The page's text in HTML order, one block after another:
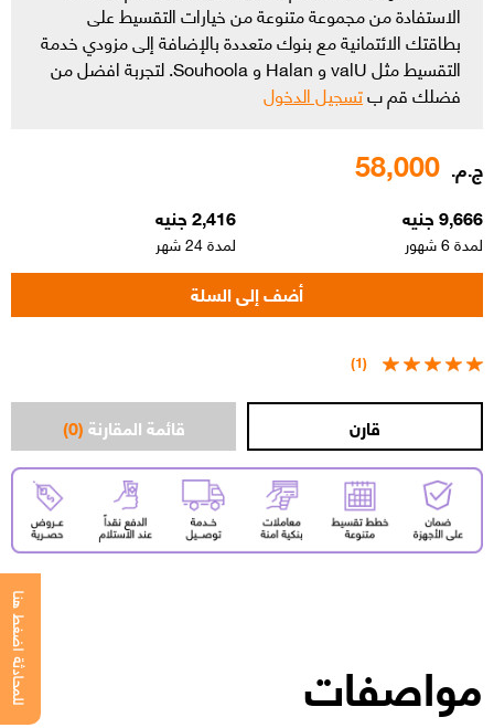
للمحادثة اضغط هنا
الاستفادة من مجموعة متنوعة من خيارات التقسيط على
بطاقتك الائتمانية مع بنوك متعددة بالإضافة إلى مزودي خدمة
التقسيط مثل valU و Halan و Souhoola. لتجربة افضل من
فضلك قم بتسجيل الدخول
ج.م. 58,000
9,666 جنيه
لمدة 6 شهور
2,416 جنيه
لمدة 24 شهر
(1)
قائمة المقارنة(0)
مواصفات